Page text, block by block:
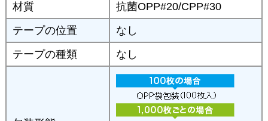
材質
抗菌OPP#20/CPP#30
テープの位置
なし
テープの種類
なし